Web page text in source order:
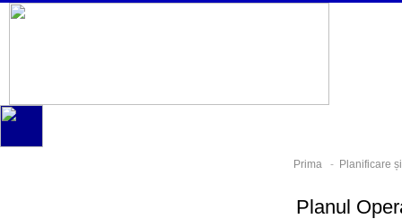
Prima - Planificare
Planul